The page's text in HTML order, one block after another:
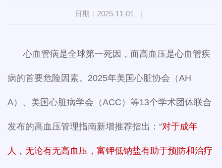
日期：2025-11-01 |
心血管病是全球第一死因，而高血压是心血管疾
病的首要危险因素。2025年美国心脏协会（AH
A）、美国心脏病学会（ACC）等13个学术团体联合
发布的高血压管理指南新增推荐指出：“对于成年
人，无论有无高血压，富钾低钠盐有助于预防和治疗